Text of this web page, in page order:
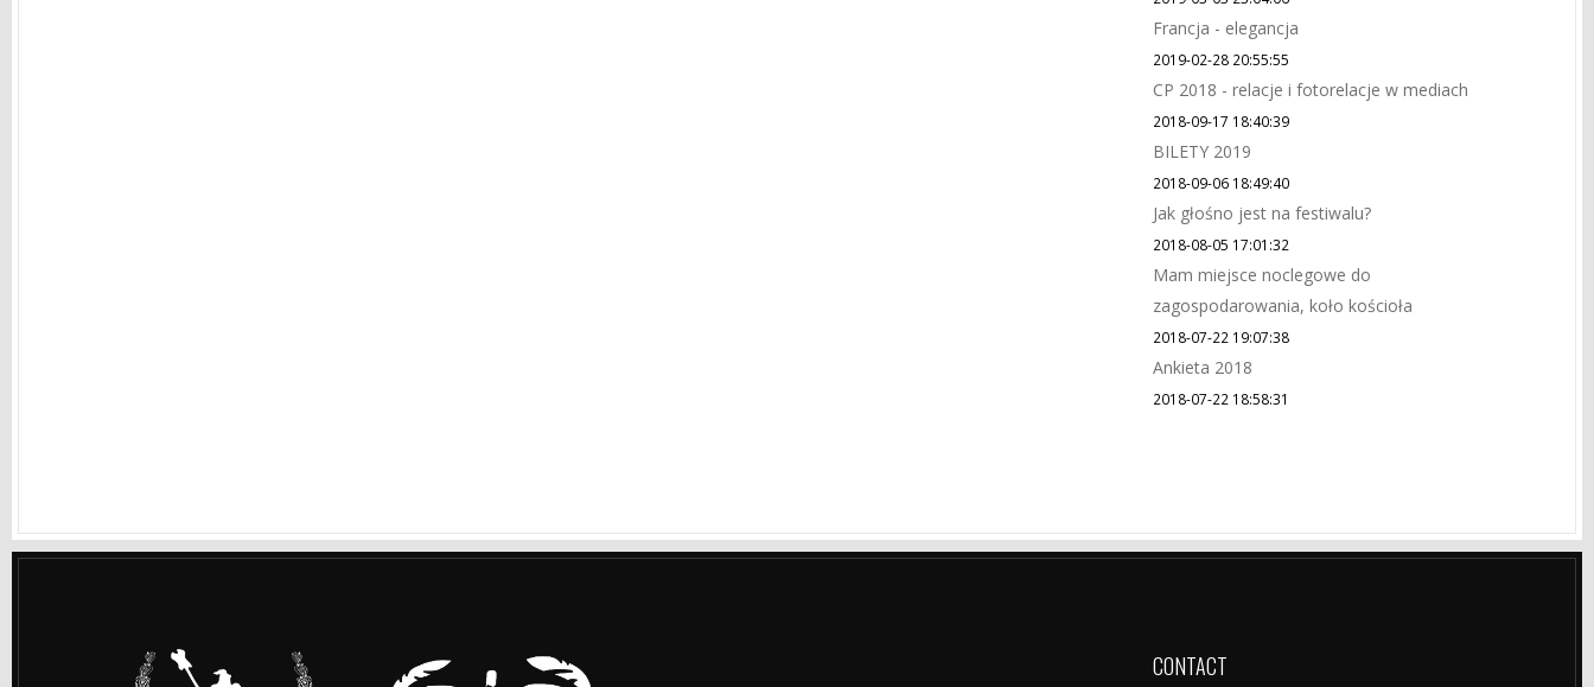
Francja - elegancja
2019-02-28 20:55:55
CP 2018 - relacje i fotorelacje w mediach
2018-09-17 18:40:39
BILETY 2019
2018-09-06 18:49:40
Jak głośno jest na festiwalu?
2018-08-05 17:01:32
Mam miejsce noclegowe do
zagospodarowania, koło kościoła
2018-07-22 19:07:38
Ankieta 2018
2018-07-22 18:58:31
CONTACT